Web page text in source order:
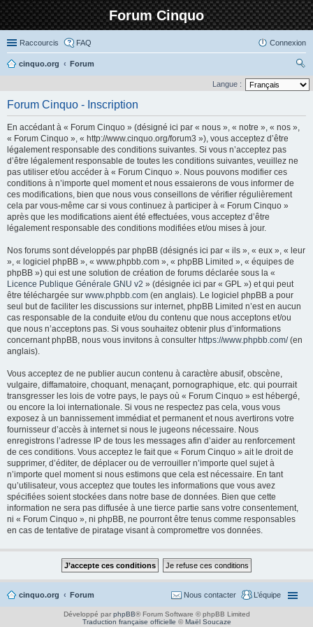
Forum Cinquo
Raccourcis FAQ Connexion
cinquo.org
Forum
ec
ch
er
Langue :
Forum Cinquo - Inscription
En accédant à « Forum Cinquo » (désigné ici par « nous », « notre », « nos »,
« Forum Cinquo », « http://www.cinquo.org/forum3 »), vous acceptez d’être
légalement responsable des conditions suivantes. Si vous n’acceptez pas
d’être légalement responsable de toutes les conditions suivantes, veuillez ne
pas utiliser et/ou accéder à « Forum Cinquo ». Nous pouvons modifier ces
conditions à n’importe quel moment et nous essaierons de vous informer de
ces modifications, bien que nous vous conseillons de vérifier régulièrement
cela par vous-même car si vous continuez à participer à « Forum Cinquo »
après que les modifications aient été effectuées, vous acceptez d’être
légalement responsable des conditions modifiées et/ou mises à jour.
Nos forums sont développés par phpBB (désignés ici par « ils », « eux », « leur
», « logiciel phpBB », « www.phpbb.com », « phpBB Limited », « équipes de
phpBB ») qui est une solution de création de forums déclarée sous la «
Licence Publique Générale GNU v2 » (désignée ici par « GPL ») et qui peut
être téléchargée sur www.phpbb.com (en anglais). Le logiciel phpBB a pour
seul but de faciliter les discussions sur internet, phpBB Limited n’est en aucun
cas responsable de la conduite et/ou du contenu que nous acceptons et/ou
que nous n’acceptons pas. Si vous souhaitez obtenir plus d’informations
concernant phpBB, nous vous invitons à consulter https://www.phpbb.com/(en
anglais).
Vous acceptez de ne publier aucun contenu à caractère abusif, obscène,
vulgaire, diffamatoire, choquant, menaçant, pornographique, etc. qui pourrait
transgresser les lois de votre pays, le pays où « Forum Cinquo » est hébergé,
ou encore la loi internationale. Si vous ne respectez pas cela, vous vous
exposez à un bannissement immédiat et permanent et nous avertirons votre
fournisseur d’accès à internet si nous le jugeons nécessaire. Nous
enregistrons l’adresse IP de tous les messages afin d’aider au renforcement
de ces conditions. Vous acceptez le fait que « Forum Cinquo » ait le droit de
supprimer, d’éditer, de déplacer ou de verrouiller n’importe quel sujet à
n’importe quel moment si nous estimons que cela est nécessaire. En tant
qu’utilisateur, vous acceptez que toutes les informations que vous avez
spécifiées soient stockées dans notre base de données. Bien que cette
information ne sera pas diffusée à une tierce partie sans votre consentement,
ni « Forum Cinquo », ni phpBB, ne pourront être tenus comme responsables
en cas de tentative de piratage visant à compromettre vos données.
cinquo.org Forum L’équipe
Nous contacter
Développé par phpBB® Forum Software © phpBB Limited
Traduction française officielle ©Maël Soucaze